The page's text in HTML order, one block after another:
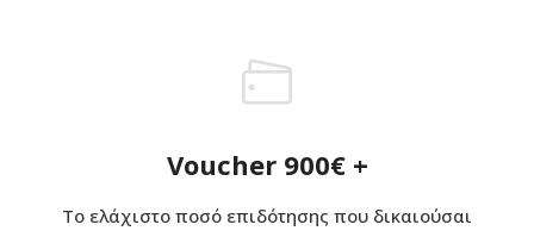
Voucher 900€ +
Το ελάχιστο ποσό επιδότησης που δικαιούσαι